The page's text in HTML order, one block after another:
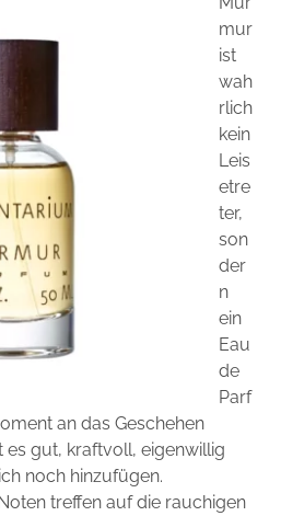
mur
ist
wah
rlich
kein
Leis
etre
ter,
son
der
n
ein
Eau
de
Parf
an das Geschehen
es gut, kraftvoll, eigenwillig
noch hinzufügen.
treffen auf die rauchigen